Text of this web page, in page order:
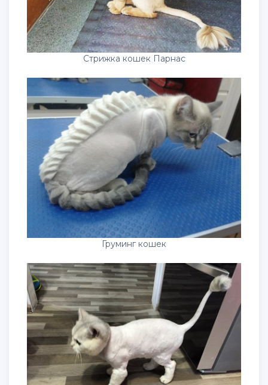
Стрижка кошек Парнас
Груминг кошек